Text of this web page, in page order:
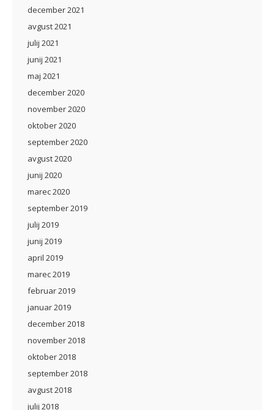
december 2021
avgust 2021
julij 2021
junij 2021
maj 2021
december 2020
november 2020
oktober 2020
september 2020
avgust 2020
junij 2020
marec 2020
september 2019
julij 2019
junij 2019
april 2019
marec 2019
februar 2019
januar 2019
december 2018
november 2018
oktober 2018
september 2018
avgust 2018
julij 2018